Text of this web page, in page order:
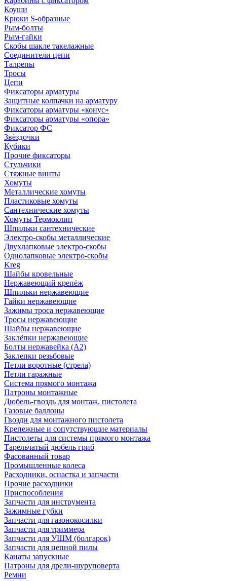
Коуши
Крюки S-образные
Рым-болты
Рым-гайки
Скобы шакле такелажные
Соединители цепи
Талрепы
Тросы
Цепи
Фиксаторы арматуры
Защитные колпачки на арматуру
Фиксаторы арматуры «конус»
Фиксаторы арматуры «опора»
Фиксатор ФС
Звёздочки
Кубики
Прочие фиксаторы
Стульчики
Стяжные винты
Хомуты
Металлические хомуты
Пластиковые хомуты
Сантехнические хомуты
Хомуты Термоклип
Шпильки сантехнические
Электро-скобы металлические
Двухлапковые электро-скобы
Однолапковые электро-скобы
Kreg
Шайбы кровельные
Нержавеющий крепёж
Шпильки нержавеющие
Гайки нержавеющие
Зажимы троса нержавеющие
Тросы нержавеющие
Шайбы нержавеющие
Заклёпки нержавеющие
Болты нержавейка (А2)
Заклепки резьбовые
Петли воротные (стрела)
Петли гаражные
Система прямого монтажа
Патроны монтажные
Дюбель-гвоздь для монтаж. пистолета
Газовые баллоны
Гвозди для монтажного пистолета
Крепежные и сопутствующие материалы
Пистолеты для системы прямого монтажа
Тарельчатый дюбель гриб
Фасованный товар
Промышленные колеса
Расходники, оснастка и запчасти
Прочие расходники
Приспособления
Запчасти для инструмента
Зажимные губки
Запчасти для газонокосилки
Запчасти для триммера
Запчасти для УШМ (болгарок)
Запчасти для цепной пилы
Канаты запускные
Патроны для дрели-шуруповерта
Ремни